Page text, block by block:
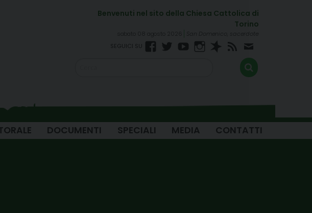
sabato 08 agosto 2026
Facebook
TwitterYouTubeInstagram
Spreaker
RSS
FEED
Newsletter
DOCUMENTI SPECIALI MEDIA CONTATTI